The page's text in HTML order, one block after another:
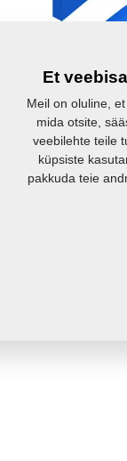
Et
Meil on oluline,
mida otsite,
veebilehte teile
küpsiste
pakkuda teie